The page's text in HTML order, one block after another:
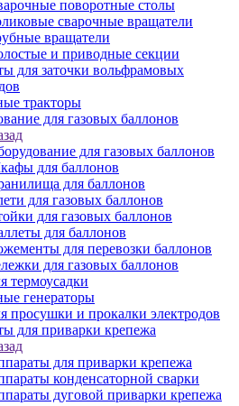
поворотные столы
сварочные вращатели
вращатели
и приводные секции
для заточки вольфрамовых
тракторы
для газовых баллонов
для газовых баллонов
для баллонов
для баллонов
для газовых баллонов
для газовых баллонов
для баллонов
для перевозки баллонов
для газовых баллонов
термоусадки
генераторы
просушки и прокалки электродов
для приварки крепежа
для приварки крепежа
конденсаторной сварки
дуговой приварки крепежа